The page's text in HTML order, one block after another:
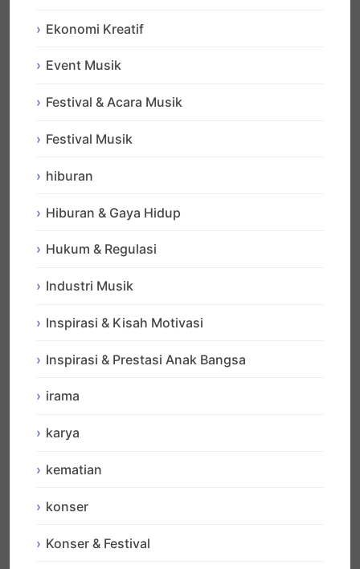
Ekonomi Kreatif
Event Musik
Festival & Acara Musik
Festival Musik
hiburan
Hiburan & Gaya Hidup
Hukum & Regulasi
Industri Musik
Inspirasi & Kisah Motivasi
Inspirasi & Prestasi Anak Bangsa
irama
karya
kematian
konser
Konser & Festival